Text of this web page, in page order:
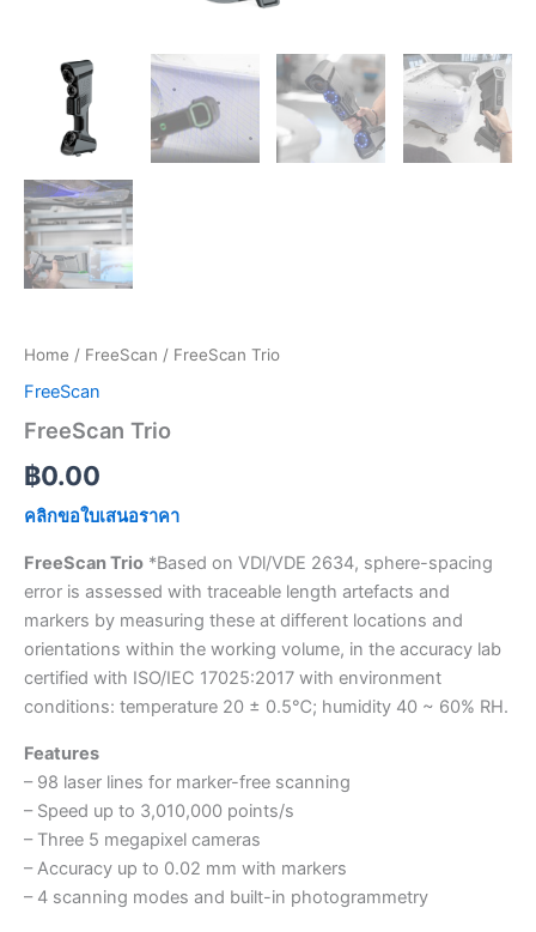
Home / FreeScan / FreeScan Trio
FreeScan
FreeScan Trio
฿0.00
คลิกขอใบเสนอราคา
FreeScan Trio *Based on VDl/VDE 2634, sphere-spacing
error is assessed with traceable length artefacts and
markers by measuring these at different locations and
orientations within the working volume, in the accuracy lab
certified with ISO/IEC 17025:2017 with environment
conditions: temperature 20 ± 0.5℃; humidity 40 ~ 60% RH.
Features
– 98 laser lines for marker-free scanning
– Speed up to 3,010,000 points/s
– Three 5 megapixel cameras
– Accuracy up to 0.02 mm with markers
– 4 scanning modes and built-in photogrammetry